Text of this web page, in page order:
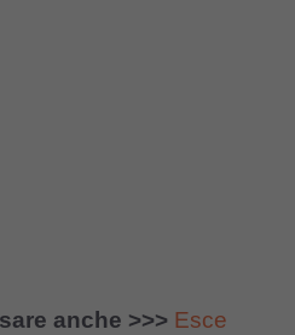
anche >>> Esce